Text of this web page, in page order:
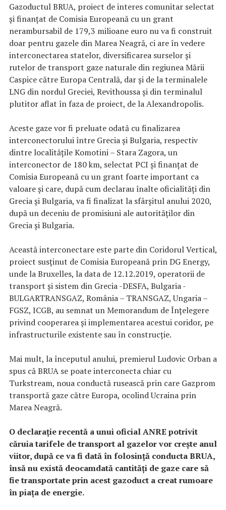
Gazoductul BRUA, proiect de interes comunitar selectat
și finanțat de Comisia Europeană cu un grant
nerambursabil de 179,3 milioane euro nu va fi construit
doar pentru gazele din Marea Neagră, ci are în vedere
interconectarea statelor, diversificarea surselor și
rutelor de transport gaze naturale din regiunea Mării
Caspice către Europa Centrală, dar şi de la terminalele
LNG din nordul Greciei, Revithoussa și din terminalul
plutitor aflat în faza de proiect, de la Alexandropolis.
Aceste gaze vor fi preluate odată cu finalizarea
interconectorului între Grecia și Bulgaria, respectiv
dintre localitățile Komotini – Stara Zagora, un
interconector de 180 km, selectat PCI și finanțat de
Comisia Europeană cu un grant foarte important ca
valoare și care, după cum declarau înalte oficialități din
Grecia și Bulgaria, va fi finalizat la sfârșitul anului 2020,
după un deceniu de promisiuni ale autorităților din
Grecia și Bulgaria.
Această interconectare este parte din Coridorul Vertical,
proiect susținut de Comisia Europeană prin DG Energy,
unde la Bruxelles, la data de 12.12.2019, operatorii de
transport și sistem din Grecia -DESFA, Bulgaria -
BULGARTRANSGAZ, România – TRANSGAZ, Ungaria –
FGSZ, ICGB, au semnat un Memorandum de Înțelegere
privind cooperarea și implementarea acestui coridor, pe
infrastructurile existente sau în construcție.
Mai mult, la începutul anului, premierul Ludovic Orban a
spus că BRUA se poate interconecta chiar cu
Turkstream, noua conductă rusească prin care Gazprom
transportă gaze către Europa, ocolind Ucraina prin
Marea Neagră.
O declaraţie recentă a unui oficial ANRE potrivit
căruia tarifele de transport al gazelor vor creşte anul
viitor, după ce va fi dată în folosinţă conducta BRUA,
însă nu există deocamdată cantităţi de gaze care să
fie transportate prin acest gazoduct a creat rumoare
în piaţa de energie.